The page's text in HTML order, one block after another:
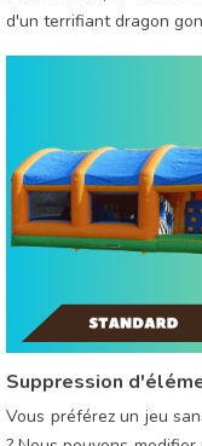
d'un terrifiant dragon
Suppression
Vous préférez un jeu